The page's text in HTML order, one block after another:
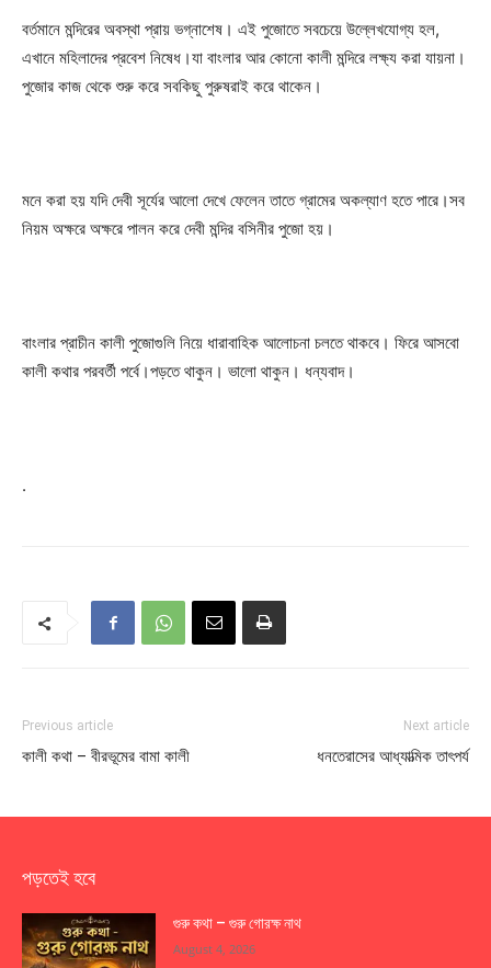
বর্তমানে মন্দিরের অবস্থা প্রায় ভগ্নাশেষ। এই পুজোতে সবচেয়ে উল্লেখযোগ্য হল,
এখানে মহিলাদের প্রবেশ নিষেধ।যা বাংলার আর কোনো কালী মন্দিরে লক্ষ্য করা যায়না।
পুজোর কাজ থেকে শুরু করে সবকিছু পুরুষরাই করে থাকেন।
মনে করা হয় যদি দেবী সূর্যের আলো দেখে ফেলেন তাতে গ্রামের অকল্যাণ হতে পারে।সব
নিয়ম অক্ষরে অক্ষরে পালন করে দেবী মন্দির বসিনীর পুজো হয়।
বাংলার প্রাচীন কালী পুজোগুলি নিয়ে ধারাবাহিক আলোচনা চলতে থাকবে। ফিরে আসবো
কালী কথার পরবর্তী পর্বে।পড়তে থাকুন। ভালো থাকুন। ধন্যবাদ।
.
Previous article
কালী কথা – বীরভূমের বামা কালী
Next article
ধনতেরাসের আধ্যাত্মিক তাৎপর্য
পড়তেই হবে
গুরু কথা – গুরু গোরক্ষ নাথ
August 4, 2026